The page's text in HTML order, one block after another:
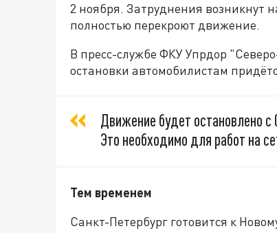
2 ноября. Затруднения возникнут
полностью перекроют движение.
В пресс-службе ФКУ Упрдор
остановки автомобилистам
Движение будет остановлено с
Это необходимо для работ на
Тем временем
Санкт-Петербург готовится к